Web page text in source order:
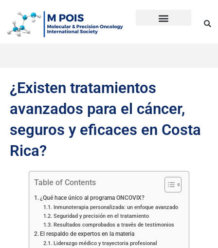
contenido
¿Existen tratamientos
avanzados para el cáncer,
seguros y eficaces en Costa
Rica?
Table of Contents
¿Qué hace único al programa ONCOVIX?
Inmunoterapia personalizada: un enfoque avanzado
Seguridad y precisión en el tratamiento
Resultados comprobados a través de testimonios
El respaldo de expertos en la materia
Liderazgo médico y trayectoria profesional